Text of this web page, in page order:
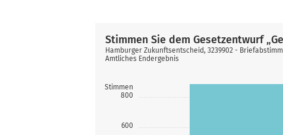
600
800
Stimmen
Stimmen Sie dem Gesetzentwurf
Hamburger Zukunftsentscheid, 3239902 -
Amtliches Endergebnis